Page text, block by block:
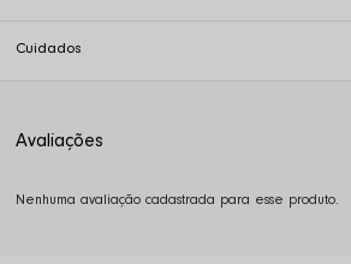
Cuidados
Nenhuma avaliação cadastrada para esse produto.